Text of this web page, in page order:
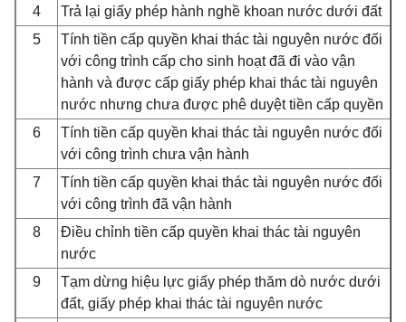
4
Trả lại giấy phép hành nghề khoan nước dưới đất
5
Tính tiền cấp quyền khai thác tài nguyên nước đối
với công trình cấp cho sinh hoạt đã đi vào vận
hành và được cấp giấy phép khai thác tài nguyên
nước nhưng chưa được phê duyệt tiền cấp quyền
6
Tính tiền cấp quyền khai thác tài nguyên nước đối
với công trình chưa vận hành
7
Tính tiền cấp quyền khai thác tài nguyên nước đối
với công trình đã vận hành
8
Điều chỉnh tiền cấp quyền khai thác tài nguyên
nước
9
Tạm dừng hiệu lực giấy phép thăm dò nước dưới
đất, giấy phép khai thác tài nguyên nước